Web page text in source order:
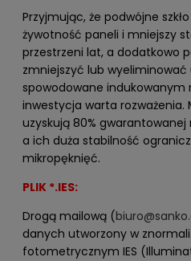
Przyjmując, że podwójne
żywotność paneli i mniejszy
przestrzeni lat, a dodatkowo
zmniejszyć lub wyeliminować
spowodowane indukowanym
inwestycja warta rozważenia.
uzyskują 80%
a ich duża stabilność
mikropęknięć.
PLIK *.IES:
Drogą mailową (
danych utworzony w
fotometrycznym IES